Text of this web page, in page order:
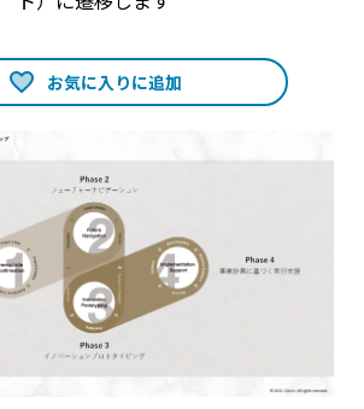
お気に入りに追加